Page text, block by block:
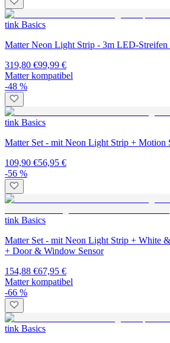
tink Basics
Matter Neon Light Strip - 3m LED-Streifen
319,80 €99,99 €
Matter kompatibel
-48 %
tink Basics
Matter Set - mit Neon Light Strip + Motion
109,90 €56,95 €
-56 %
tink Basics
Matter Set - mit Neon Light Strip + White
+ Door & Window Sensor
154,88 €67,95 €
Matter kompatibel
-66 %
tink Basics